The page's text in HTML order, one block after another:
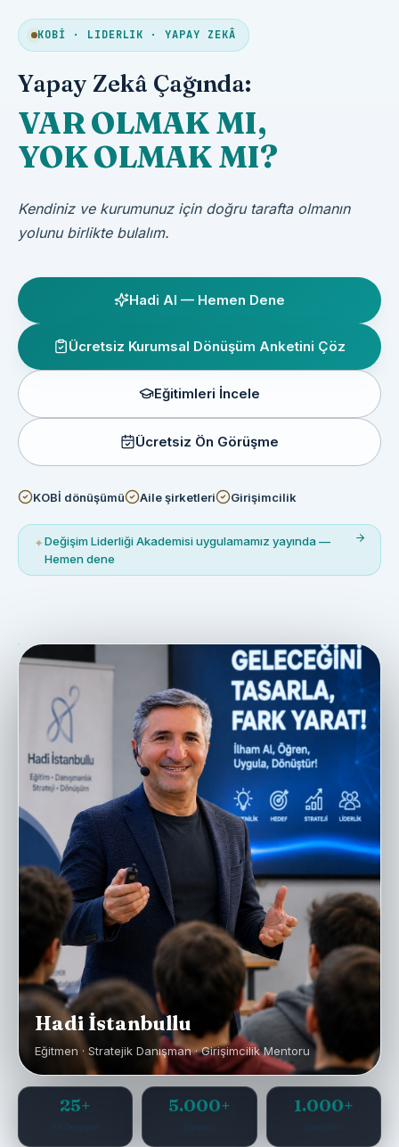
KOBİ · LIDERLIK · YAPAY ZEKÂ
Yapay Zekâ Çağında:
VAR OLMAK MI,
YOK OLMAK MI?
Kendiniz ve kurumunuz için doğru tarafta olmanın
yolunu birlikte bulalım.
Hadi AI — Hemen Dene
Ücretsiz Kurumsal Dönüşüm Anketini Çöz
Eğitimleri İncele
Ücretsiz Ön Görüşme
KOBİ dönüşümü Aile şirketleri Girişimcilik
✦Değişim Liderliği Akademisi uygulamamız yayında —
Hemen dene
Hadi İstanbullu
Eğitmen · Stratejik Danışman · Girişimcilik Mentoru
25+ 5.000+ 1.000+